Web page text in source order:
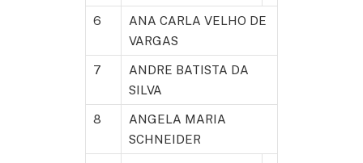
6
ANA CARLA VELHO DE
VARGAS
7
ANDRE BATISTA DA
SILVA
8
ANGELA MARIA
SCHNEIDER